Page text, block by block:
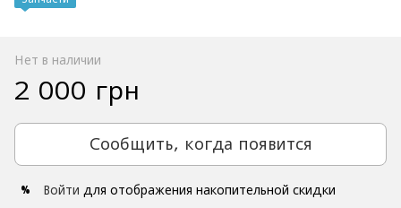
Нет в наличии
2 000 грн
Сообщить, когда появится
% Войти для отображения накопительной скидки